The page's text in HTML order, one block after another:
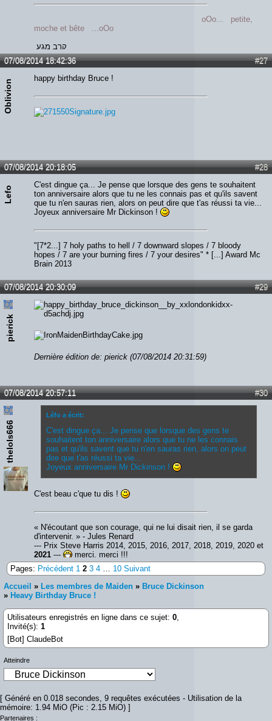
oOo... petite,
moche et bête ...oOo
קרב מגע
#27
07/08/2014 18:42:36
Oblivion
happy birthday Bruce !
#28
07/08/2014 20:18:05
Lefo
C'est dingue ça... Je pense que lorsque des gens te souhaitent
ton anniversaire alors que tu ne les connais pas et qu'ils savent
que tu n'en sauras rien, alors on peut dire que t'as réussi ta vie...
Joyeux anniversaire Mr Dickinson !
"[7*2...] 7 holy paths to hell / 7 downward slopes / 7 bloody
hopes / 7 are your burning fires / 7 your desires" * [...] Award Mc
Brain 2013
#29
07/08/2014 20:30:09
pierick
Dernière édition de: pierick (07/08/2014 20:31:59)
#30
07/08/2014 20:57:11
thelols666
Léfo a écrit:
C'est dingue ça... Je pense que lorsque des gens te
souhaitent ton anniversaire alors que tu ne les connais
pas et qu'ils savent que tu n'en sauras rien, alors on peut
dire que t'as réussi ta vie...
Joyeux anniversaire Mr Dickinson !
C'est beau c'que tu dis !
« N'écoutant que son courage, qui ne lui disait rien, il se garda
d'intervenir. » - Jules Renard
--- Prix Steve Harris 2014, 2015, 2016, 2017, 2018, 2019, 2020 et
2021 ---
merci, merci !!!
Pages: Précédent 1 2 3 4 10 Suivant
Accueil » Les membres de Maiden » Bruce Dickinson
» Heavy Birthday Bruce !
Utilisateurs enregistrés en ligne dans ce sujet: 0
Invité(s): 1
[Bot] ClaudeBot
Atteindre
[ Généré en 0.018 secondes, 9 requêtes exécutées - Utilisation de la
mémoire: 1.94 MiO (Pic : 2.15 MiO) ]
Partenaires :